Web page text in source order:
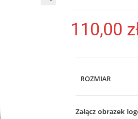
110,00
ROZMIAR
Załącz obrazek